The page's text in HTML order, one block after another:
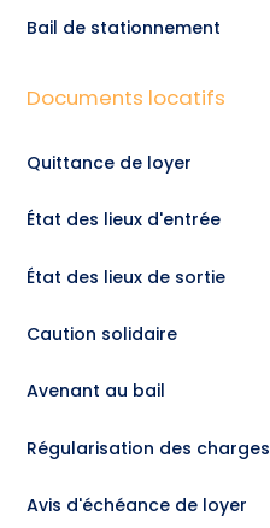
Bail de stationnement
Documents locatifs
Quittance de loyer
État des lieux d'entrée
État des lieux de sortie
Caution solidaire
Avenant au bail
Régularisation des charges
Avis d'échéance de loyer